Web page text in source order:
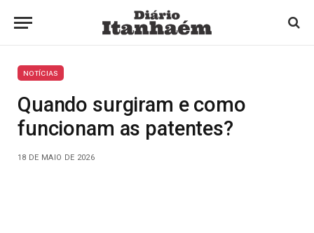
NOTÍCIAS
Quando surgiram e como
funcionam as patentes?
18 DE MAIO DE 2026